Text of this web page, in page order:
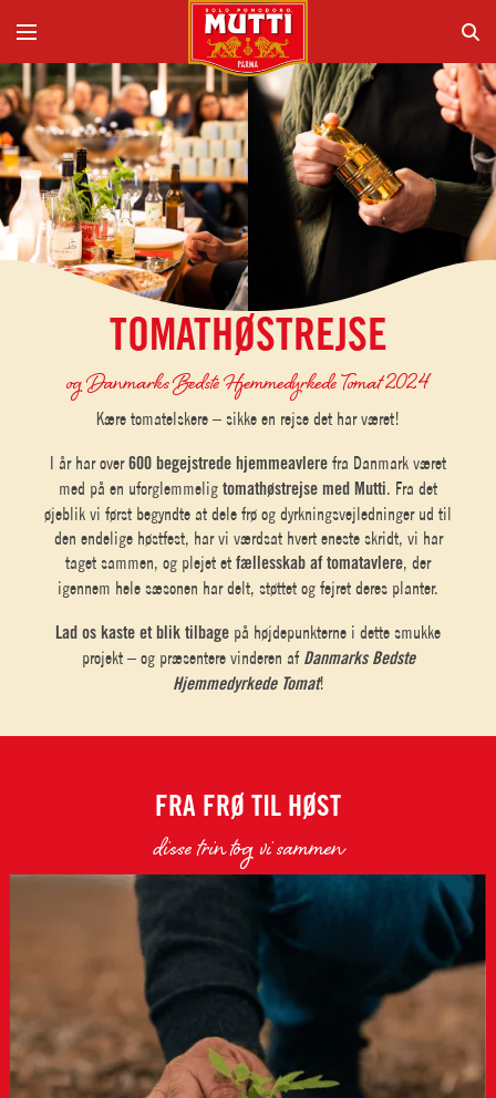
TOMATHØSTREJSE
og Danmarks Bedste Hjemmedyrkede Tomat 2024
Kære tomatelskere – sikke en rejse det har været!
I år har over600 begejstrede hjemmeavlere fra Danmark været
med på en uforglemmelig tomathøstrejse med Mutti. Fra det
øjeblik vi først begyndte at dele frø og dyrkningsvejledninger ud til
den endelige høstfest, har vi værdsat hvert eneste skridt, vi har
taget sammen, og plejet et fællesskab af tomatavlere, der
igennem hele sæsonen har delt, støttet og fejret deres planter.
Lad os kaste et blik tilbage på højdepunkterne i dette smukke
projekt – og præsentere vinderen af Danmarks Bedste
Hjemmedyrkede Tomat!
FRA FRØ TIL HØST
disse trin tog vi sammen